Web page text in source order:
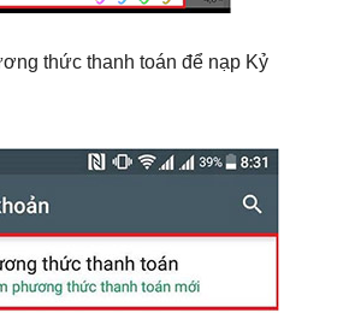
thức thanh toán để nạp Kỷ